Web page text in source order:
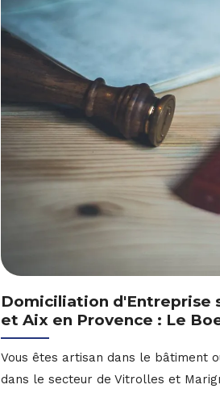
Domiciliation d'Entreprise
et Aix en Provence : Le
Vous êtes artisan dans le bâtiment
dans le secteur de Vitrolles et